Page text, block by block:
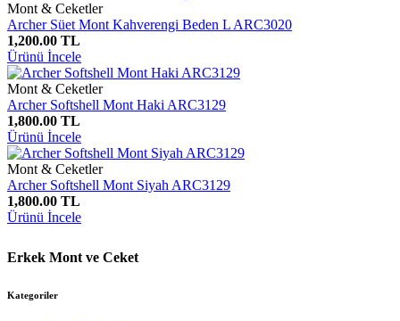
Mont & Ceketler
Archer Süet Mont Kahverengi Beden L ARC3020
1,200.00 TL
Ürünü İncele
Mont & Ceketler
Archer Softshell Mont Haki ARC3129
1,800.00 TL
Ürünü İncele
Mont & Ceketler
Archer Softshell Mont Siyah ARC3129
1,800.00 TL
Ürünü İncele
Erkek Mont ve Ceket
Kategoriler